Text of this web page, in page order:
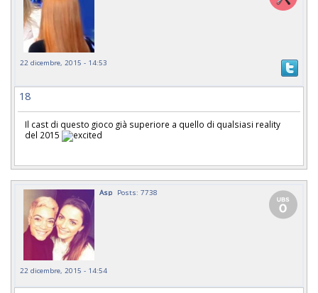
22 dicembre, 2015 - 14:53
18
Il cast di questo gioco già superiore a quello di qualsiasi reality
del 2015
Asp Posts: 7738
22 dicembre, 2015 - 14:54